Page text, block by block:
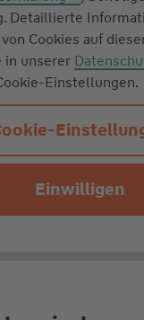
Detaillierte
Cookies auf
in unserer
Einstellungen.
Einwilligen